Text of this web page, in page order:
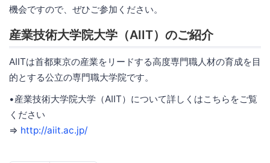
機会ですので、ぜひご参加ください。
産業技術大学院大学（AIIT）のご紹介
AIITは首都東京の産業をリードする高度専門職人材の育成を目
的とする公立の専門職大学院です。
•産業技術大学院大学（AIIT）について詳しくはこちらをご覧
ください
⇒ http://aiit.ac.jp/